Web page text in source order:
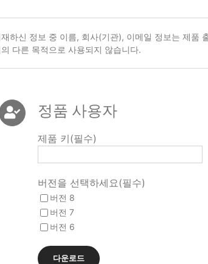
재하신 정보 중 이름, 회사(기관), 이메일 정보는 제품
의 다른 목적으로 사용되지 않습니다.
정품 사용자
제품 키(필수)
버전을 선택하세요(필수)
버전 8
버전 7
버전 6